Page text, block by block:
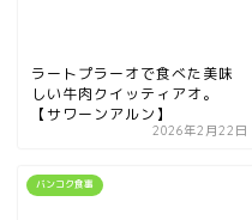
ラートプラーオで食べた美味
しい牛肉クイッティアオ。
【サワーンアルン】
2026年2月22日
バンコク食事